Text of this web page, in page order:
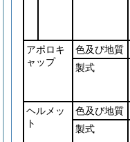
アポロキ
ャップ
色及び地質
製式
ヘルメッ
ト
色及び地質
製式